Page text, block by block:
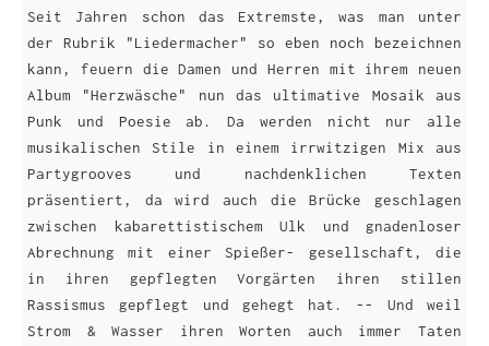
Seit Jahren schon das Extremste, was man unter
der Rubrik "Liedermacher" so eben noch bezeichnen
kann, feuern die Damen und Herren mit ihrem neuen
Album "Herzwäsche" nun das ultimative Mosaik aus
Punk und Poesie ab. Da werden nicht nur alle
musikalischen Stile in einem irrwitzigen Mix aus
Partygrooves und nachdenklichen Texten
präsentiert, da wird auch die Brücke geschlagen
zwischen kabarettistischem Ulk und gnadenloser
Abrechnung mit einer Spießer- gesellschaft, die
in ihren gepflegten Vorgärten ihren stillen
Rassismus gepflegt und gehegt hat. -- Und weil
Strom & Wasser ihren Worten auch immer Taten